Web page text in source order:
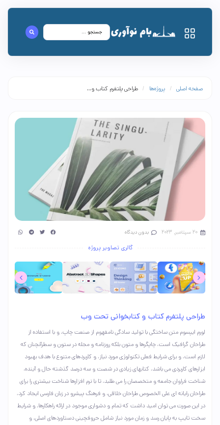
صفحه اصلی / پروژه‌ها / طراحی پلتفرم کتاب و...
20 سپتامبر, 2023 بدون دیدگاه
گالری تصاویر پروژه
طراحی پلتفرم کتاب و کتابخوانی تحت وب
لورم ایپسوم متن ساختگی با تولید سادگی نامفهوم از صنعت چاپ، و با استفاده از
طراحان گرافیک است، چاپگرها و متون بلکه روزنامه و مجله در ستون و سطرآنچنان که
لازم است، و برای شرایط فعلی تکنولوژی مورد نیاز، و کاربردهای متنوع با هدف بهبود
ابزارهای کاربردی می باشد، کتابهای زیادی در شصت و سه درصد گذشته حال و آینده،
شناخت فراوان جامعه و متخصصان را می طلبد، تا با نرم افزارها شناخت بیشتری را برای
طراحان رایانه ای علی الخصوص طراحان خلاقی، و فرهنگ پیشرو در زبان فارسی ایجاد کرد،
در این صورت می توان امید داشت که تمام و دشواری موجود در ارائه راهکارها، و شرایط
سخت تایپ به پایان رسد و زمان مورد نیاز شامل حروفچینی دستاوردهای اصلی، و